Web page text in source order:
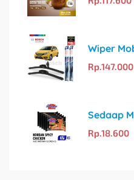
Rp.147.000
Rp.18.600